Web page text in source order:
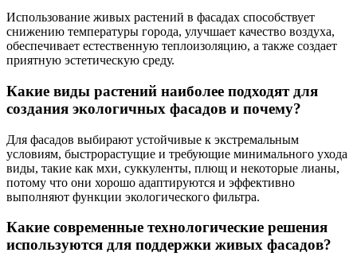
Использование живых растений в фасадах способствует
снижению температуры города, улучшает качество воздуха,
обеспечивает естественную теплоизоляцию, а также создает
приятную эстетическую среду.
Какие виды растений наиболее подходят для
создания экологичных фасадов и почему?
Для фасадов выбирают устойчивые к экстремальным
условиям, быстрорастущие и требующие минимального ухода
виды, такие как мхи, суккуленты, плющ и некоторые лианы,
потому что они хорошо адаптируются и эффективно
выполняют функции экологического фильтра.
Какие современные технологические решения
используются для поддержки живых фасадов?